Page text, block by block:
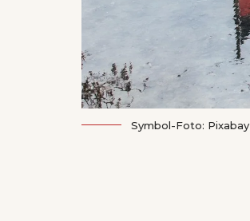
Symbol-Foto: Pixabay